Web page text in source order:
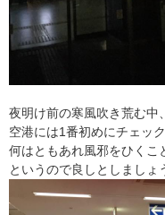
夜明け前の寒風吹き荒む中
空港には1番初めにチェッ
何はともあれ風邪をひくこ
というので良しとしましょ